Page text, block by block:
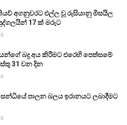
අගනුවරට එල්ල වූ රුසියානු මිසයිල
17 ක් මරුට
බදු අය කිරීමට එරෙහි පෙත්සමේ
31 වන දින
සන්ධියේ පාලන බලය ඉරානයට ලබාදීමට